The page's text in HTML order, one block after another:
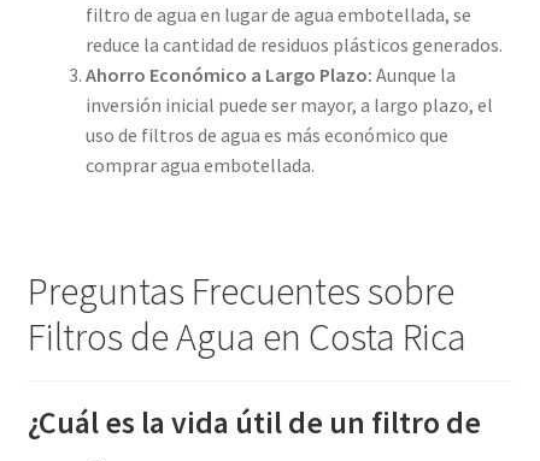
filtro de agua en lugar de agua embotellada, se
reduce la cantidad de residuos plásticos generados.
Ahorro Económico a Largo Plazo: Aunque la
inversión inicial puede ser mayor, a largo plazo, el
uso de filtros de agua es más económico que
comprar agua embotellada.
Preguntas Frecuentes sobre
Filtros de Agua en Costa Rica
¿Cuál es la vida útil de un filtro de